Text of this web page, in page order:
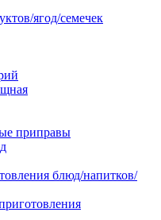
ягод/семечек
приправы
блюд/напитков/